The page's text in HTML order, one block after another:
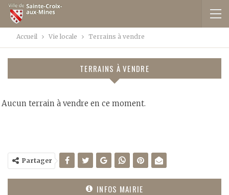
Accueil Vie locale Terrains à vendre
TERRAINS À VENDRE
Aucun terrain à vendre en ce moment.
Partager
INFOS MAIRIE